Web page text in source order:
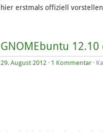
hier erstmals offiziell
GNOMEbuntu
29. August 2012 · 1 Kommentar ·